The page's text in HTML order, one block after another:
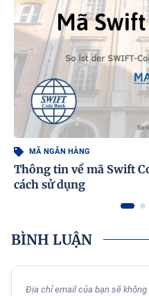
MÃ NGÂN HÀNG
Thông tin về mã Swift
cách sử dụng
BÌNH LUẬN
Địa chỉ email của bạn sẽ